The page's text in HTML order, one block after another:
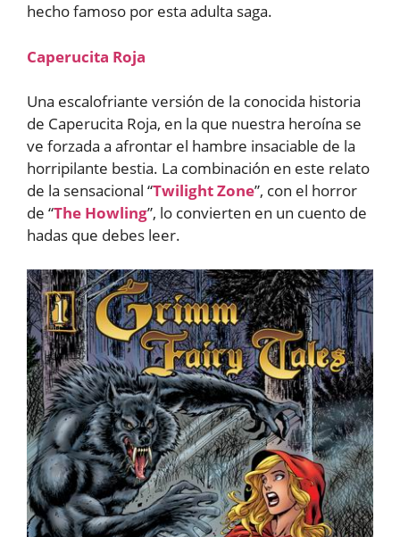
hecho famoso por esta adulta saga.
Caperucita Roja
Una escalofriante versión de la conocida historia
de Caperucita Roja, en la que nuestra heroína se
ve forzada a afrontar el hambre insaciable de la
horripilante bestia. La combinación en este relato
de la sensacional “Twilight Zone”, con el horror
de “The Howling”, lo convierten en un cuento de
hadas que debes leer.